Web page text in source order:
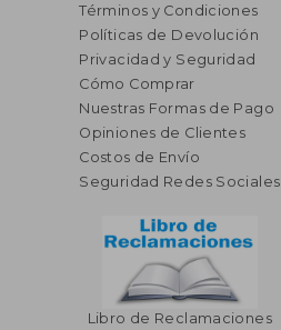
Términos y Condiciones
Políticas de Devolución
Privacidad y Seguridad
Cómo Comprar
Nuestras Formas de Pago
Opiniones de Clientes
Costos de Envío
Seguridad Redes Sociales
Libro de Reclamaciones